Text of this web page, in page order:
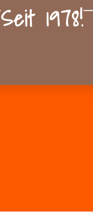
Seit 1978!